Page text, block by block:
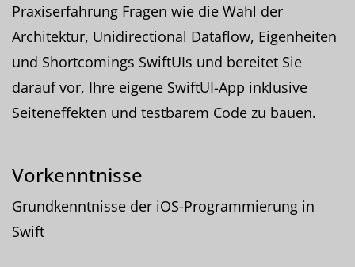
Praxiserfahrung Fragen wie die Wahl der
Architektur, Unidirectional Dataflow, Eigenheiten
und Shortcomings SwiftUIs und bereitet Sie
darauf vor, Ihre eigene SwiftUI-App inklusive
Seiteneffekten und testbarem Code zu bauen.
Vorkenntnisse
Grundkenntnisse der iOS-Programmierung in
Swift